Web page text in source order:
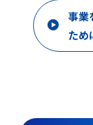
事業
ため